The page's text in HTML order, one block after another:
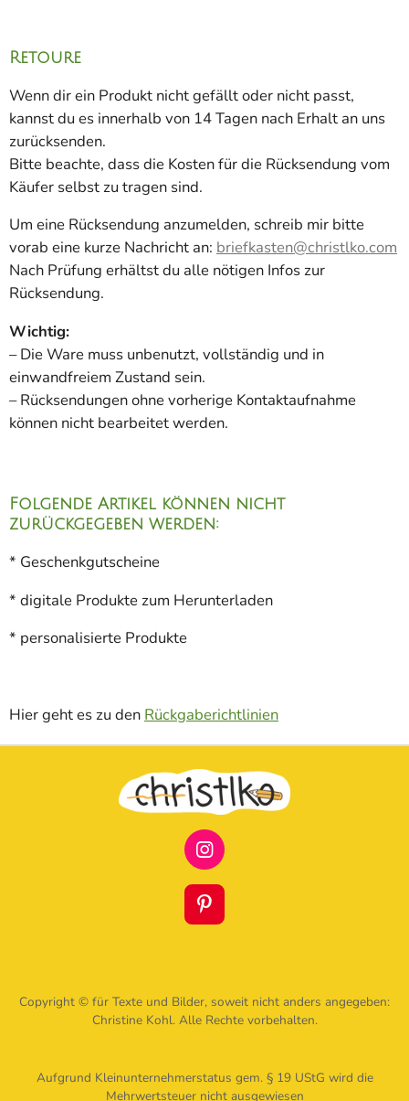
Retoure
Wenn dir ein Produkt nicht gefällt oder nicht passt,
kannst du es innerhalb von 14 Tagen nach Erhalt an uns
zurücksenden.
Bitte beachte, dass die Kosten für die Rücksendung vom
Käufer selbst zu tragen sind.
Um eine Rücksendung anzumelden, schreib mir bitte
vorab eine kurze Nachricht an: briefkasten@christlko.com
Nach Prüfung erhältst du alle nötigen Infos zur
Rücksendung.
Wichtig:
– Die Ware muss unbenutzt, vollständig und in
einwandfreiem Zustand sein.
– Rücksendungen ohne vorherige Kontaktaufnahme
können nicht bearbeitet werden.
Folgende Artikel können nicht
zurückgegeben werden:
* Geschenkgutscheine
* digitale Produkte zum Herunterladen
* personalisierte Produkte
Hier geht es zu den Rückgaberichtlinien
I
N
S
T
A
M
P
I
R
E
Copyright © für Texte und Bilder, soweit nicht anders angegeben:
Christine Kohl. Alle Rechte vorbehalten.
Aufgrund Kleinunternehmerstatus gem. § 19 UStG wird die
Mehrwertsteuer nicht ausgewiesen